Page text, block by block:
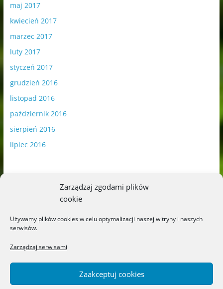
Zarządzaj zgodami plików
cookie
Używamy plików cookies w celu optymalizacji naszej witryny i naszych
serwisów.
Zarządzaj serwisami
Zaakceptuj cookies
maj 2017
kwiecień 2017
marzec 2017
luty 2017
styczeń 2017
grudzień 2016
listopad 2016
październik 2016
sierpień 2016
lipiec 2016